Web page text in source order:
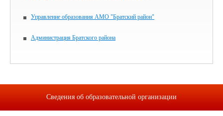
Управление образования АМО "Братский район"
Администрация Братского района
Сведения об образовательной организации